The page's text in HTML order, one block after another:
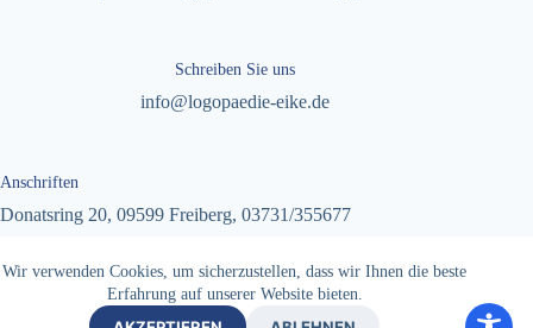
Wir verwenden Cookies, um sicherzustellen, dass wir Ihnen die beste
Erfahrung auf unserer Website bieten.
Schreiben Sie uns
info@logopaedie-eike.de
Anschriften
Donatsring 20, 09599 Freiberg, 03731/355677
Töpferstraße 1, 09496 Marienberg,03735/61560
Bahnhofstraße 5, 09526 Olbernhau,